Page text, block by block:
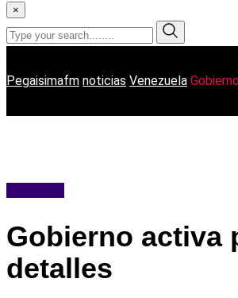
×
Pegaisimafm noticias Venezuela
Gobierno activa
detalles